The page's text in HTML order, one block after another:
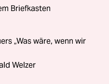
Briefkasten
„Was wäre, wenn wir
Welzer